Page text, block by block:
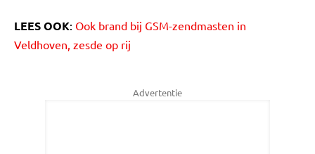
LEES OOK: Ook brand bij GSM-zendmasten in
Veldhoven, zesde op rij
Advertentie